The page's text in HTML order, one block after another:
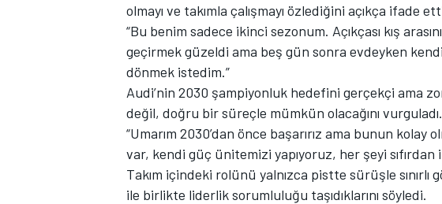
olmayı ve takımla çalışmayı özlediğini açıkça ifade
“Bu benim sadece ikinci sezonum. Açıkçası kış
geçirmek güzeldi ama beş gün sonra evdeyken
dönmek istedim.”
Audi’nin 2030 şampiyonluk hedefini gerçekçi ama
değil, doğru bir süreçle mümkün olacağını vurguladı.
“Umarım 2030’dan önce başarırız ama bunun kolay
var, kendi güç ünitemizi yapıyoruz, her şeyi
Takım içindeki rolünü yalnızca pistte sürüşle
ile birlikte liderlik sorumluluğu taşıdıklarını söyledi.